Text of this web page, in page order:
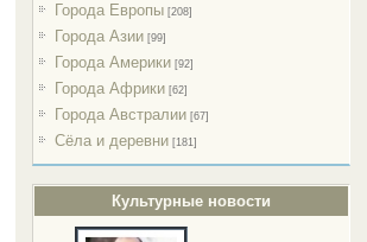
Города Европы [208]
Города Азии [99]
Города Америки [92]
Города Африки [62]
Города Австралии [67]
Сёла и деревни [181]
Культурные новости